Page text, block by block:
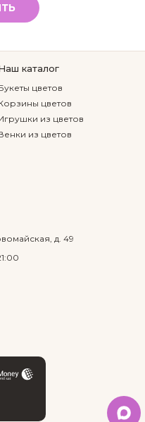
каталог
цветов
цветов
из цветов
из цветов
д. 49